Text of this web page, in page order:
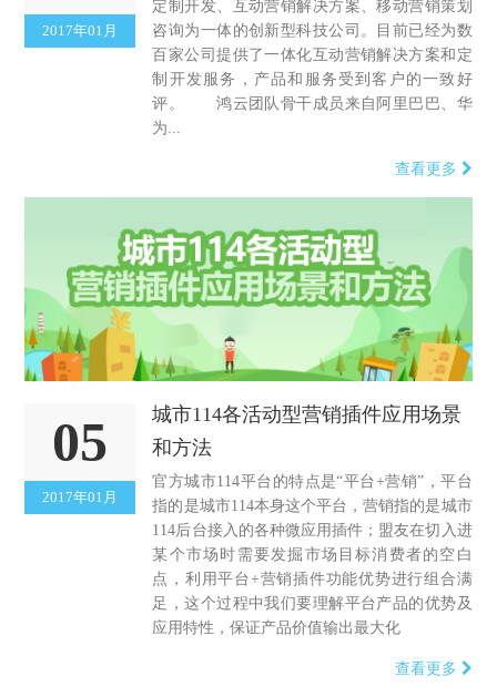
2017年01月
定制开发、互动营销解决方案、移动营销策划
咨询为一体的创新型科技公司。目前已经为数
百家公司提供了一体化互动营销解决方案和定
制开发服务，产品和服务受到客户的一致好
评。 鸿云团队骨干成员来自阿里巴巴、华
为...
查看更多
05
2017年01月
城市114各活动型营销插件应用场景
和方法
官方城市114平台的特点是“平台+营销”，平台
指的是城市114本身这个平台，营销指的是城市
114后台接入的各种微应用插件；盟友在切入进
某个市场时需要发掘市场目标消费者的空白
点，利用平台+营销插件功能优势进行组合满
足，这个过程中我们要理解平台产品的优势及
应用特性，保证产品价值输出最大化
查看更多